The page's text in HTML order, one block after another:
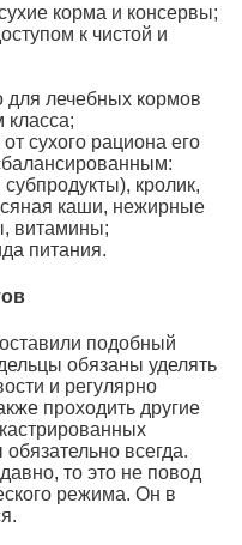
корма и консервы;
к чистой и
для лечебных кормов
класса;
сухого рациона его
кролик,
каши, нежирные
витамины;
питания.
подобный
обязаны уделять
и регулярно
проходить другие
всегда.
то это не повод
режима. Он в